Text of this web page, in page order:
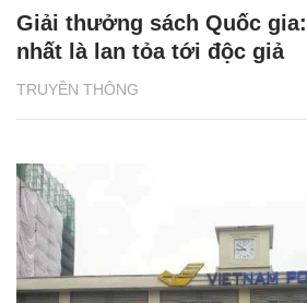
TRUYỀN THÔNG
Giải thưởng sách Quốc
nhất là lan tỏa tới độc giả